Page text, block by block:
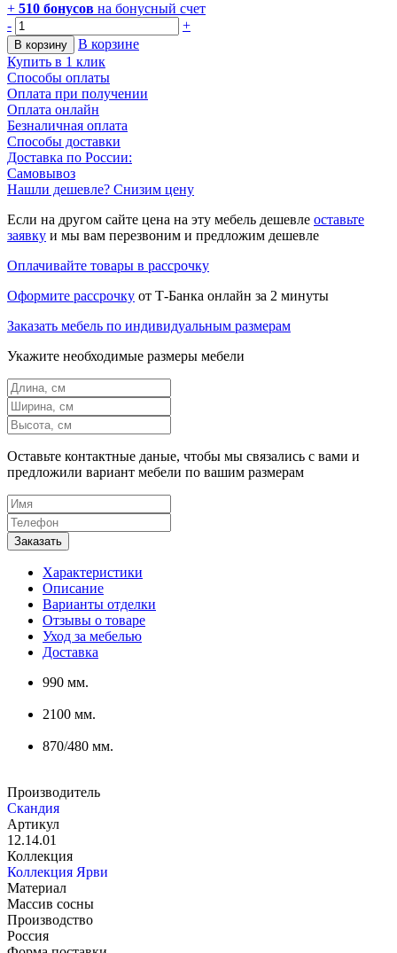
+ 510 бонусов на бонусный счет
-
+
В корзину
В корзине
Купить в 1 клик
Способы оплаты
Оплата при получении
Оплата онлайн
Безналичная оплата
Способы доставки
Доставка по России:
Самовывоз
Нашли дешевле? Снизим цену
Если на другом сайте цена на эту мебель дешевле оставьте
заявку и мы вам перезвоним и предложим дешевле
Оплачивайте товары в рассрочку
Оформите рассрочку от Т-Банка онлайн за 2 минуты
Заказать мебель по индивидуальным размерам
Укажите необходимые размеры мебели
Оставьте контактные даные, чтобы мы связались с вами и
предложили вариант мебели по вашим размерам
Характеристики
Описание
Варианты отделки
Отзывы о товаре
Уход за мебелью
Доставка
990 мм.
2100 мм.
870/480 мм.
Производитель
Скандия
Артикул
12.14.01
Коллекция
Коллекция Ярви
Материал
Массив сосны
Производство
Россия